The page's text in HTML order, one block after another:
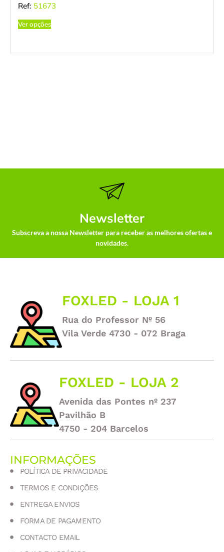
Ref: 51673
Ver opções
Newsletter
Subscreva a nossa Newsletter para receber as melhores ofertas e
novidades.
FOXLED - LOJA 1
Rua do Professor Nº 56
Vila Verde 4730 - 072 Braga
FOXLED - LOJA 2
Avenida das Pontes nº 237
Pavilhão B
4750 - 204 Barcelos
INFORMAÇÕES
POLÍTICA DE PRIVACIDADE
TERMOS E CONDIÇÕES
ENTREGA ENVIOS
FORMA DE PAGAMENTO
CONTACTO EMAIL